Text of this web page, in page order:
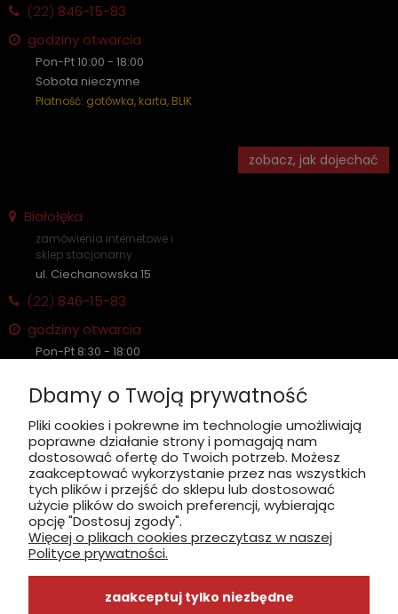
(22) 846-15-83
godziny otwarcia
Pon-Pt 10:00 - 18:00
Sobota nieczynne
Płatność: gotówka, karta, BLIK
zobacz, jak dojechać
Białołęka
zamówienia internetowe i
sklep stacjonarny
ul. Ciechanowska 15
(22) 846-15-83
godziny otwarcia
Pon-Pt 8:30 - 18:00
Płatność: gotówka, karta, BLIK
zobacz, jak dojechać
INFORMACJE
ZAKUPY
Dbamy o Twoją prywatność
Pliki cookies i pokrewne im technologie umożliwiają
poprawne działanie strony i pomagają nam
dostosować ofertę do Twoich potrzeb. Możesz
zaakceptować wykorzystanie przez nas wszystkich
tych plików i przejść do sklepu lub dostosować
użycie plików do swoich preferencji, wybierając
opcję "Dostosuj zgody".
Więcej o plikach cookies przeczytasz w naszej
Polityce prywatności.
zaakceptuj tylko niezbędne